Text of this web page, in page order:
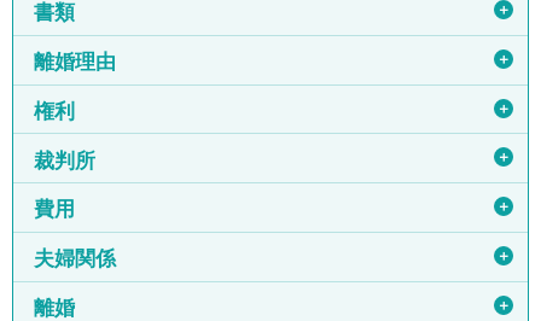
書類 ＋
離婚理由 ＋
権利 ＋
裁判所 ＋
費用 ＋
夫婦関係 ＋
離婚 ＋